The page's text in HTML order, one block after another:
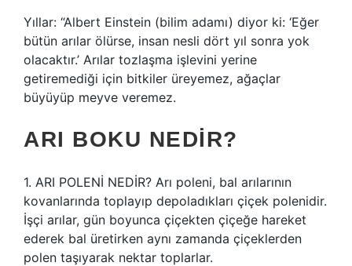
Yıllar: “Albert Einstein (bilim adamı) diyor ki: ‘Eğer
bütün arılar ölürse, insan nesli dört yıl sonra yok
olacaktır.’ Arılar tozlaşma işlevini yerine
getiremediği için bitkiler üreyemez, ağaçlar
büyüyüp meyve veremez.
ARI BOKU NEDIR?
1. ARI POLENİ NEDİR? Arı poleni, bal arılarının
kovanlarında toplayıp depoladıkları çiçek polenidir.
İşçi arılar, gün boyunca çiçekten çiçeğe hareket
ederek bal üretirken aynı zamanda çiçeklerden
polen taşıyarak nektar toplarlar.